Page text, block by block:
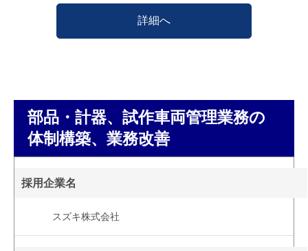
詳細へ
部品・計器、試作車両管理業務の
体制構築、業務改善
採用企業名
スズキ株式会社